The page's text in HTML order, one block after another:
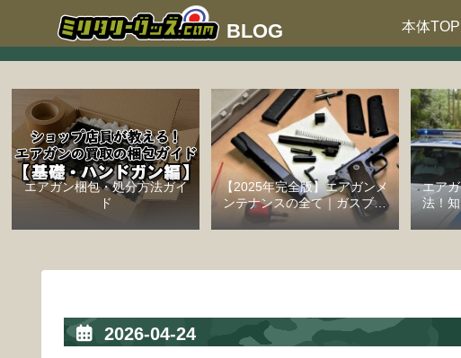
本体TOP
エアガン梱包・処分方法ガイ
ド
【2025年完全版】エアガンメ
ンテナンスの全て｜ガスブロ
ーバックハンドガン編
エア
法！
2026-04-24